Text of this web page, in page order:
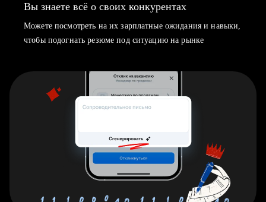
Вы знаете всё о своих конкурентах
Можете посмотреть на их зарплатные ожидания и навыки,
чтобы подогнать резюме под ситуацию на рынке